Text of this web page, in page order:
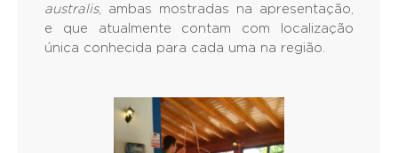
australis, ambas mostradas na apresentação,
e que atualmente contam com localização
única conhecida para cada uma na região.